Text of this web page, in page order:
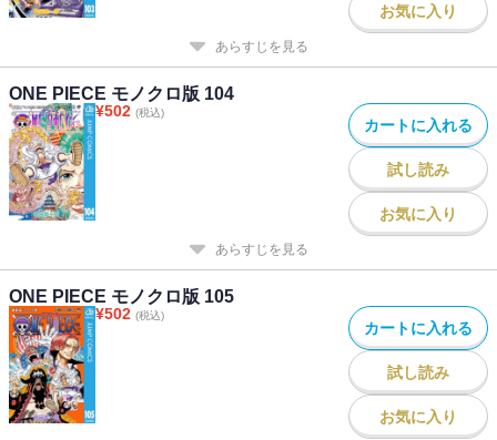
お気に入り
あらすじを見る
ONE PIECE モノクロ版 104
¥502 (税込)
カートに入れる
試し読み
お気に入り
あらすじを見る
ONE PIECE モノクロ版 105
¥502 (税込)
カートに入れる
試し読み
お気に入り